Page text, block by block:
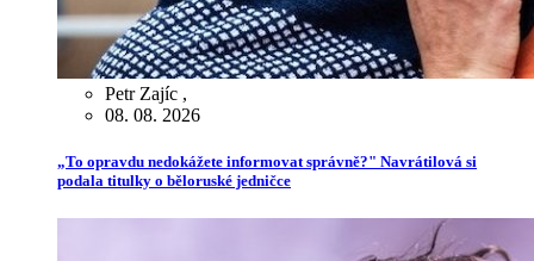
Petr Zajíc ,
08. 08. 2026
„To opravdu nedokážete informovat správně?" Navrátilová si
podala titulky o běloruské jedničce